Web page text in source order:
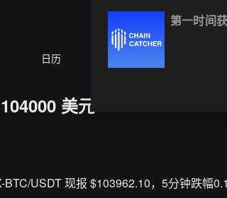
日历
美元
USDT 现报 $103962.10，5分钟跌幅
第一时间